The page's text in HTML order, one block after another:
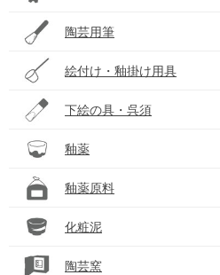
陶芸用筆
絵付け・釉掛け用具
下絵の具・呉須
釉薬
釉薬原料
化粧泥
陶芸窯